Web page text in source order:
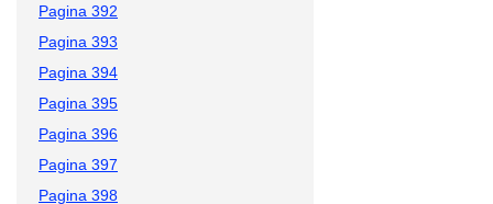
Pagina 392
Pagina 393
Pagina 394
Pagina 395
Pagina 396
Pagina 397
Pagina 398